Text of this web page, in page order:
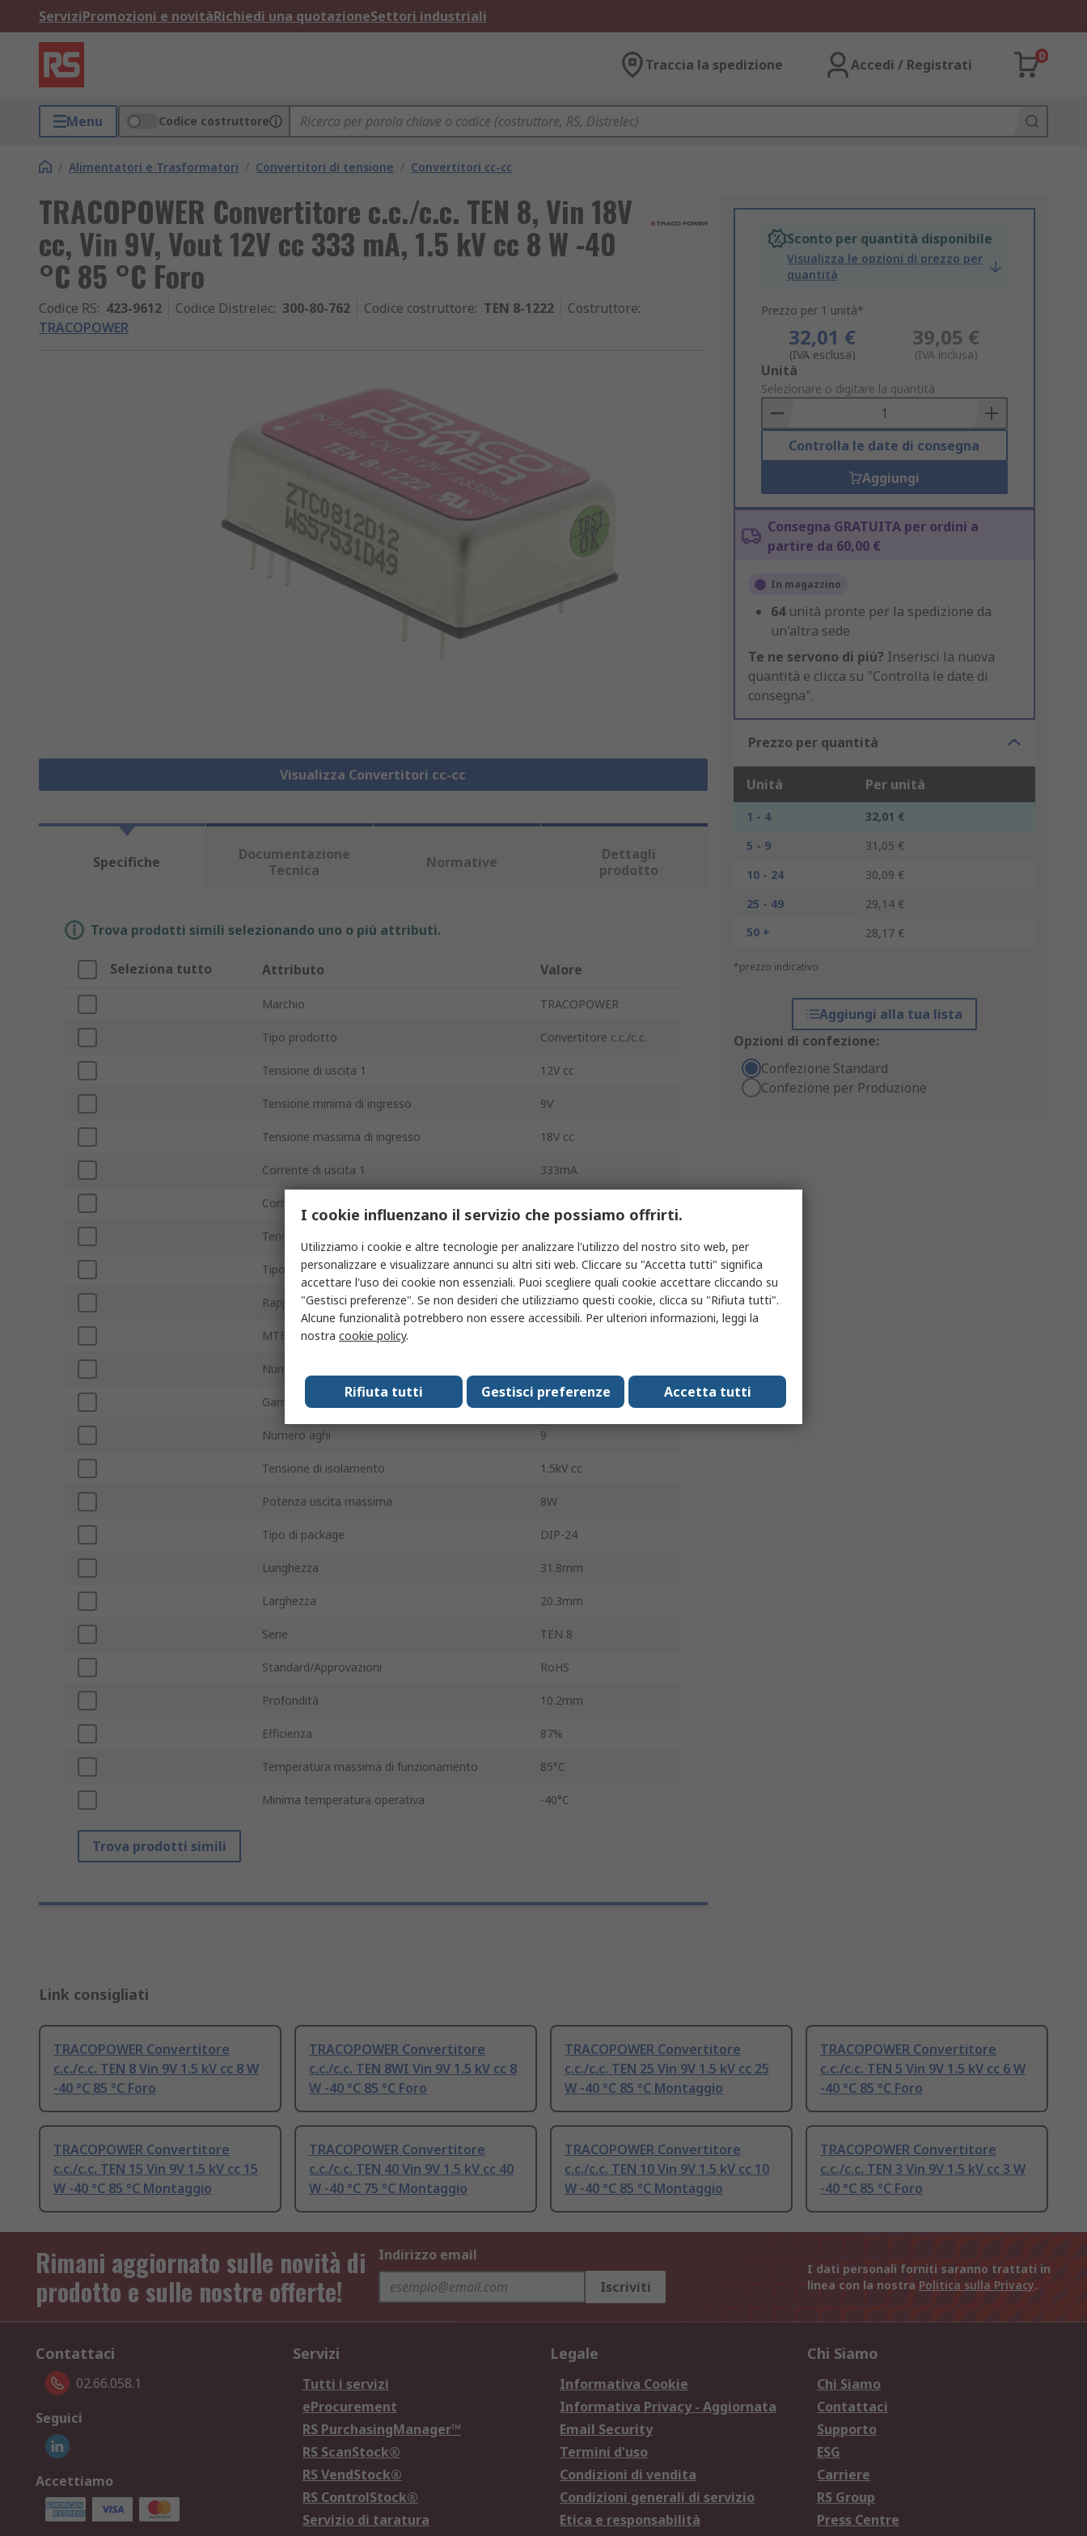
ServiziPromozioni e novitàRichiedi una quotazioneSettori industriali
Traccia la spedizione Accedi / Registrati
0
Menu Codice costruttore
/ Alimentatori e Trasformatori / Convertitori di tensione / Convertitori cc-cc
TRACOPOWER Convertitore c.c./c.c. TEN 8, Vin 18V
cc, Vin 9V, Vout 12V cc 333 mA, 1.5 kV cc 8 W -40
°C 85 °C Foro
Codice RS: 423-9612 Codice Distrelec: 300-80-762 Codice costruttore: TEN 8-1222 Costruttore:
TRACOPOWER
Visualizza Convertitori cc-cc
Sconto per quantità disponibile
Visualizza le opzioni di prezzo per
quantità
Prezzo per 1 unità*
32,01 €
(IVA esclusa)
39,05 €
(IVA inclusa)
Add
to
Basket
Unità
Selezionare o digitare la quantità
Controlla le date di consegna
Aggiungi
Consegna GRATUITA per ordini a
partire da 60,00 €
In magazzino
64 unità pronte per la spedizione da
un'altra sede
Te ne servono di più? Inserisci la nuova
quantità e clicca su "Controlla le date di
consegna".
Prezzo per quantità
Unità Per unità
1 - 4
32,01 €
5 - 9
31,05 €
10 - 24
30,09 €
25 - 49
29,14 €
50 +
28,17 €
*prezzo indicativo
Aggiungi alla tua lista
Opzioni di confezione:
Confezione Standard
Confezione per Produzione
Specifiche
Documentazione
Tecnica
Normative
Dettagli
prodotto
Trova prodotti simili selezionando uno o più attributi.
Seleziona tutto Attributo Valore
Marchio TRACOPOWER
Tipo prodotto Convertitore c.c./c.c.
Tensione di uscita 1 12V cc
Tensione minima di ingresso 9V
Tensione massima di ingresso 18V cc
Corrente di uscita 1 333mA
Corrente di uscita 2
Tensione di uscita 2
Tipo montaggio Foro passante
Rapporto di ingresso 2:1
MTBF
Numero di uscite
Gamma regolazione tensione di uscita
Numero aghi 9
Tensione di isolamento 1.5kV cc
Potenza uscita massima 8W
Tipo di package DIP-24
Lunghezza 31.8mm
Larghezza 20.3mm
Serie TEN 8
Standard/Approvazioni RoHS
Profondità 10.2mm
Efficienza 87%
Temperatura massima di funzionamento 85°C
Minima temperatura operativa -40°C
Trova prodotti simili
Link consigliati
TRACOPOWER Convertitore
c.c./c.c. TEN 8 Vin 9V 1.5 kV cc 8 W
-40 °C 85 °C Foro
TRACOPOWER Convertitore
c.c./c.c. TEN 8WI Vin 9V 1.5 kV cc 8
W -40 °C 85 °C Foro
TRACOPOWER Convertitore
c.c./c.c. TEN 25 Vin 9V 1.5 kV cc 25
W -40 °C 85 °C Montaggio
TRACOPOWER Convertitore
c.c./c.c. TEN 5 Vin 9V 1.5 kV cc 6 W
-40 °C 85 °C Foro
TRACOPOWER Convertitore
c.c./c.c. TEN 15 Vin 9V 1.5 kV cc 15
W -40 °C 85 °C Montaggio
TRACOPOWER Convertitore
c.c./c.c. TEN 40 Vin 9V 1.5 kV cc 40
W -40 °C 75 °C Montaggio
TRACOPOWER Convertitore
c.c./c.c. TEN 10 Vin 9V 1.5 kV cc 10
W -40 °C 85 °C Montaggio
TRACOPOWER Convertitore
c.c./c.c. TEN 3 Vin 9V 1.5 kV cc 3 W
-40 °C 85 °C Foro
Rimani aggiornato sulle novità di
prodotto e sulle nostre offerte!
Indirizzo email
Iscriviti
I dati personali forniti saranno trattati in
linea con la nostra Politica sulla Privacy.
Contattaci
02.66.058.1
Seguici
Accettiamo
Servizi
Tutti i servizi
eProcurement
RS PurchasingManager™
RS ScanStock®
RS VendStock®
RS ControlStock®
Servizio di taratura
Legale
Informativa Cookie
Informativa Privacy - Aggiornata
Email Security
Termini d'uso
Condizioni di vendita
Condizioni generali di servizio
Etica e responsabilità
Chi Siamo
Chi Siamo
Contattaci
Supporto
ESG
Carriere
RS Group
Press Centre
I cookie influenzano il servizio che possiamo offrirti.
Utilizziamo i cookie e altre tecnologie per analizzare l'utilizzo del nostro sito web, per
personalizzare e visualizzare annunci su altri siti web. Cliccare su "Accetta tutti" significa
accettare l'uso dei cookie non essenziali. Puoi scegliere quali cookie accettare cliccando su
"Gestisci preferenze". Se non desideri che utilizziamo questi cookie, clicca su "Rifiuta tutti".
Alcune funzionalità potrebbero non essere accessibili. Per ulteriori informazioni, leggi la
nostra cookie policy.
Accetta tutti
Gestisci preferenze
Rifiuta tutti